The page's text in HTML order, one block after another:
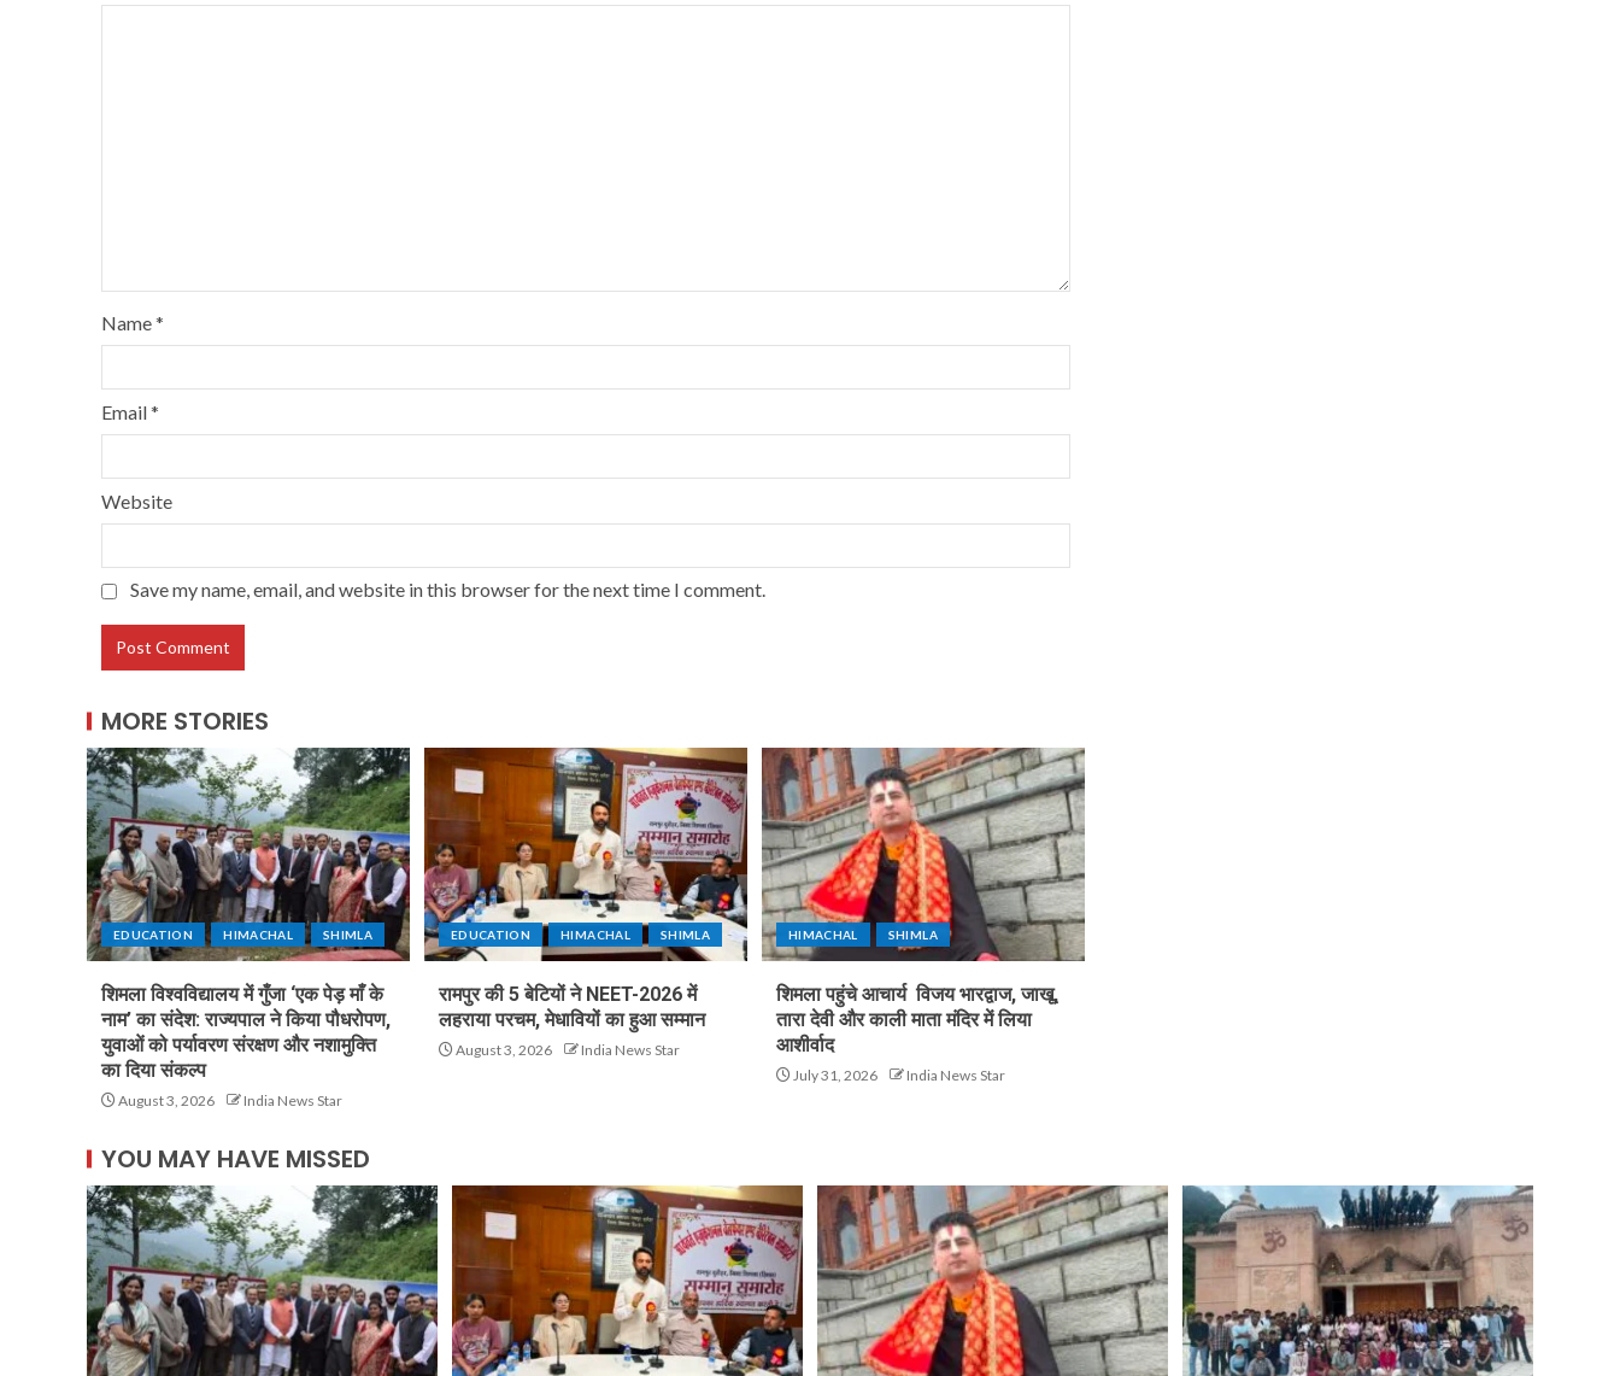
Name*
Email*
Website
Save my name, email, and website in this browser for the next time I comment.
MORE STORIES
EDUCATION HIMACHAL SHIMLA
शिमला विश्वविद्यालय में गुँजा ‘एक पेड़ माँ के
नाम’ का संदेश: राज्यपाल ने किया पौधरोपण,
युवाओं को पर्यावरण संरक्षण और नशामुक्ति
का दिया संकल्प
August 3, 2026 India News Star
EDUCATION HIMACHAL SHIMLA
रामपुर की 5 बेटियों ने NEET-2026 में
लहराया परचम, मेधावियों का हुआ सम्मान
August 3, 2026 India News Star
HIMACHAL SHIMLA
शिमला पहुंचे आचार्य विजय भारद्वाज, जाखू,
तारा देवी और काली माता मंदिर में लिया
आशीर्वाद
July 31, 2026 India News Star
YOU MAY HAVE MISSED